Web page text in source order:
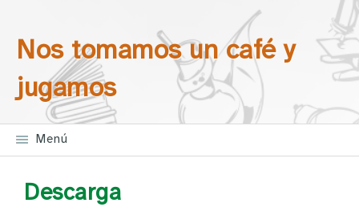
Saltar la navegación
Nos tomamos un café y
jugamos
Menú
Descarga